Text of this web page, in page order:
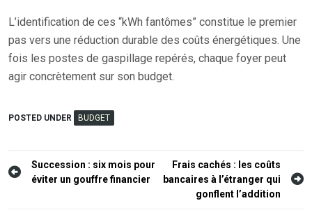
L’identification de ces “kWh fantômes” constitue le premier
pas vers une réduction durable des coûts énergétiques. Une
fois les postes de gaspillage repérés, chaque foyer peut
agir concrètement sur son budget.
POSTED UNDER BUDGET
Navigation
Succession : six mois pour
éviter un gouffre financier
Frais cachés : les coûts
bancaires à l’étranger qui
gonflent l’addition